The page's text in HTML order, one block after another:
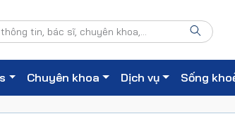
Chuyên khoa Dịch vụ Sống